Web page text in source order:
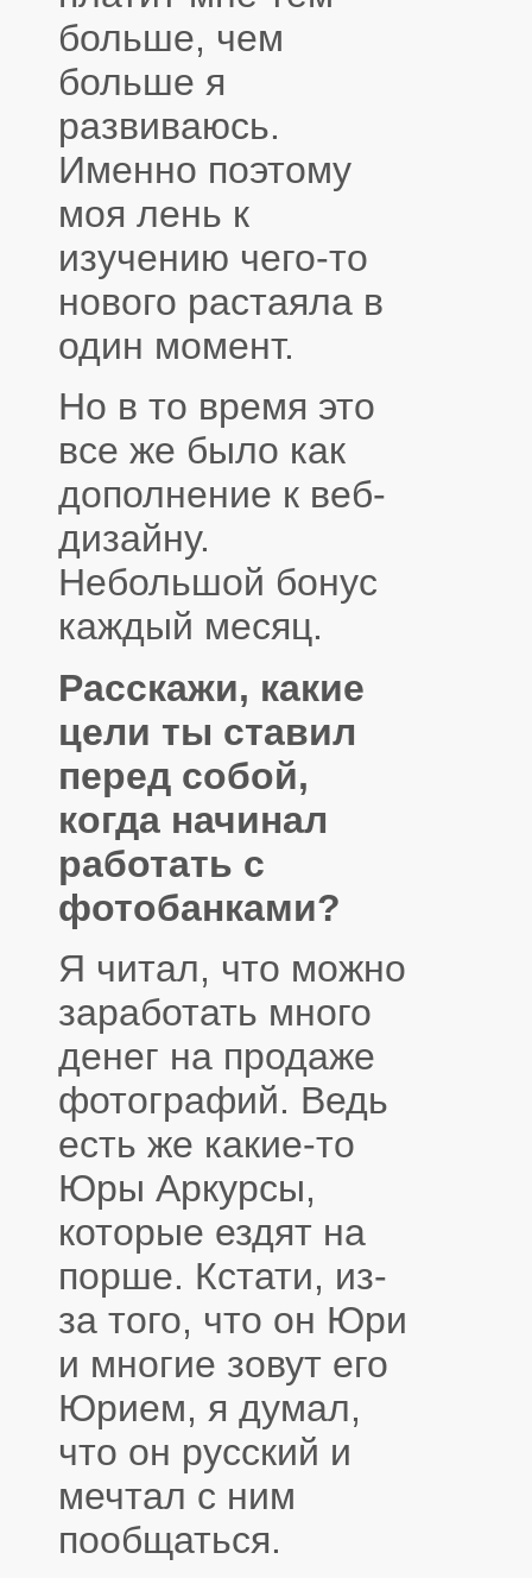
больше, чем
больше я
развиваюсь.
Именно поэтому
моя лень к
изучению чего-то
нового растаяла в
один момент.
Но в то время это
все же было как
дополнение к веб-
дизайну.
Небольшой бонус
каждый месяц.
Расскажи, какие
цели ты ставил
перед собой,
когда начинал
работать с
фотобанками?
Я читал, что можно
заработать много
денег на продаже
фотографий. Ведь
есть же какие-то
Юры Аркурсы,
которые ездят на
порше. Кстати, из-
за того, что он Юри
и многие зовут его
Юрием, я думал,
что он русский и
мечтал с ним
пообщаться.